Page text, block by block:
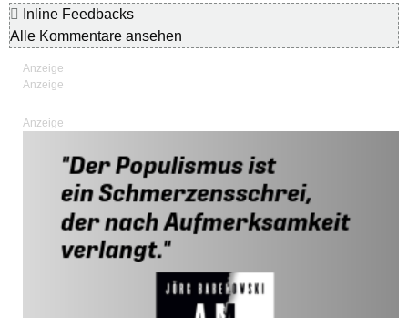
Inline Feedbacks
Alle Kommentare ansehen
Anzeige